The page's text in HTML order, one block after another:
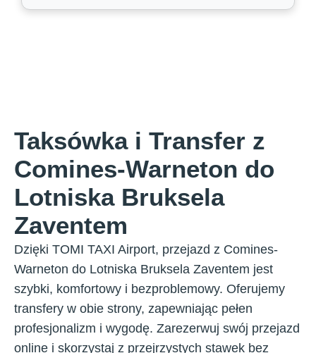
Taksówka i Transfer z
Comines-Warneton do
Lotniska Bruksela
Zaventem
Dzięki TOMI TAXI Airport, przejazd z Comines-
Warneton do Lotniska Bruksela Zaventem jest
szybki, komfortowy i bezproblemowy. Oferujemy
transfery w obie strony, zapewniając pełen
profesjonalizm i wygodę. Zarezerwuj swój przejazd
online i skorzystaj z przejrzystych stawek bez